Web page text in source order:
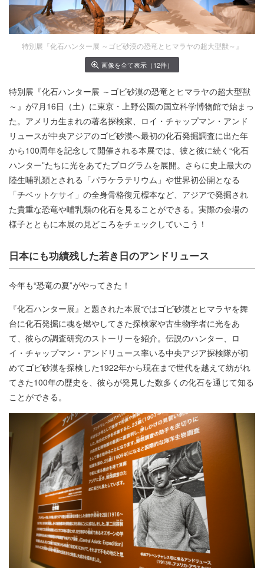
特別展『化石ハンター展 ～ゴビ砂漠の恐竜とヒマラヤの超大型獣～』
画像を全て表示（12件）
特別展『化石ハンター展 ～ゴビ砂漠の恐竜とヒマラヤの超大型獣
～』が7月16日（土）に東京・上野公園の国立科学博物館で始まっ
た。アメリカ生まれの著名探検家、ロイ・チャップマン・アンド
リュースが中央アジアのゴビ砂漠へ最初の化石発掘調査に出た年
から100周年を記念して開催される本展では、彼と彼に続く“化石
ハンター”たちに光をあてたプログラムを展開。さらに史上最大の
陸生哺乳類とされる「パラケラテリウム」や世界初公開となる
「チベットケサイ」の全身骨格復元標本など、アジアで発掘され
た貴重な恐竜や哺乳類の化石を見ることができる。実際の会場の
様子とともに本展の見どころをチェックしていこう！
日本にも功績残した若き日のアンドリュース
今年も“恐竜の夏”がやってきた！
『化石ハンター展』と題された本展ではゴビ砂漠とヒマラヤを舞
台に化石発掘に魂を燃やしてきた探検家や古生物学者に光をあ
て、彼らの調査研究のストーリーを紹介。伝説のハンター、ロ
イ・チャップマン・アンドリュース率いる中央アジア探検隊が初
めてゴビ砂漠を探検した1922年から現在まで世代を越えて紡がれ
てきた100年の歴史を、彼らが発見した数多くの化石を通じて知る
ことができる。